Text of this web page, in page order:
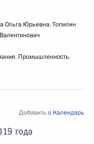
Ольга Юрьевна,Топилин
, Промышленность,
года
Добавить в Календарь